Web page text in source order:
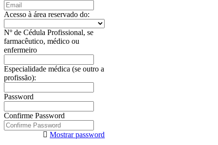
Acesso à área reservado do:
Nº de Cédula Profissional, se
farmacêutico, médico ou
enfermeiro
Especialidade médica (se outro a
profissão):
Password
Confirme Password
Mostrar password